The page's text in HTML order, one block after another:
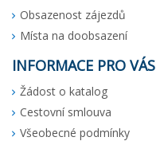
Obsazenost zájezdů
Místa na doobsazení
INFORMACE PRO VÁS
Žádost o katalog
Cestovní smlouva
Všeobecné podmínky